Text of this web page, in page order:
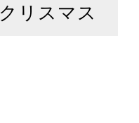
クリスマス